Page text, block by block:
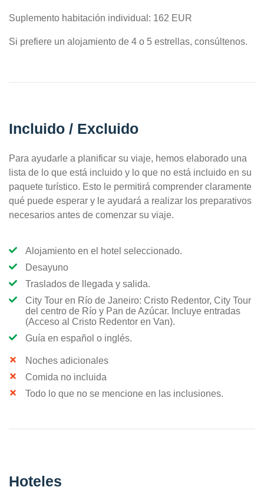
Suplemento habitación individual: 162 EUR
Si prefiere un alojamiento de 4 o 5 estrellas, consúltenos.
Incluido / Excluido
Para ayudarle a planificar su viaje, hemos elaborado una
lista de lo que está incluido y lo que no está incluido en su
paquete turístico. Esto le permitirá comprender claramente
qué puede esperar y le ayudará a realizar los preparativos
necesarios antes de comenzar su viaje.
Alojamiento en el hotel seleccionado.
Desayuno
Traslados de llegada y salida.
City Tour en Río de Janeiro: Cristo Redentor, City Tour
del centro de Río y Pan de Azúcar. Incluye entradas
(Acceso al Cristo Redentor en Van).
Guía en español o inglés.
Noches adicionales
Comida no incluida
Todo lo que no se mencione en las inclusiones.
Hoteles